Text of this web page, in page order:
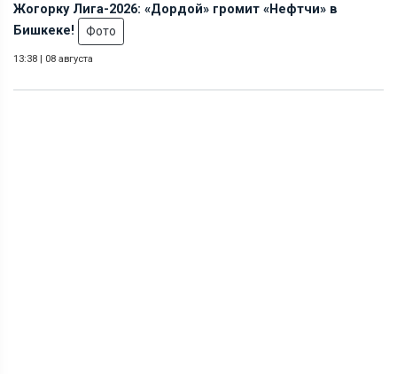
Жогорку Лига-2026: «Дордой» громит «Нефтчи» в
Бишкеке!
Фото
13:38 | 08 августа